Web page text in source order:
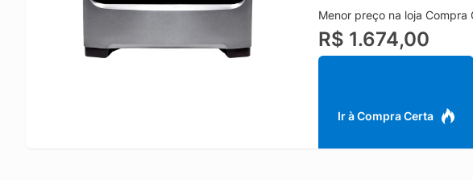
consistentes e saborosos.
O acendimento prático
performance. Ideal para
produto.
Menor preço na loja Compra
R$ 1.674,00
Ir à Compra Certa